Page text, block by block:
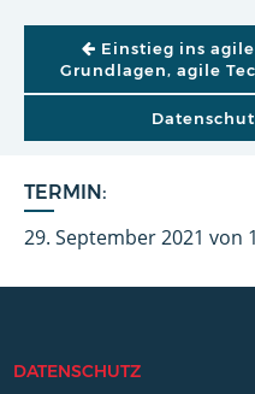
TERMIN:
29. September 2021 von
BEITRAGSNAVIGATION
Einstieg ins
Grundlagen, agile
DATENSCHUTZ